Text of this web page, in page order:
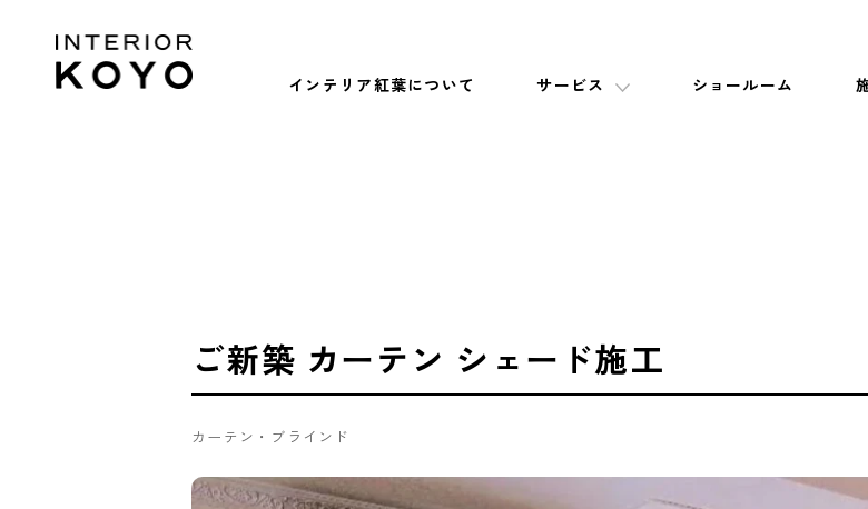
インテリア紅葉について サービス ショールーム
ご新築 カーテン シェード施工
カーテン・ブラインド